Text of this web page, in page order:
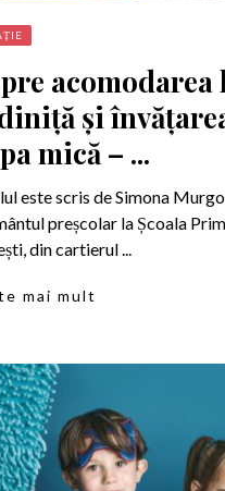
acomodarea
și
mică – ...
este scris de Simona
preșcolar la Școala
din cartierul ...
mai mult